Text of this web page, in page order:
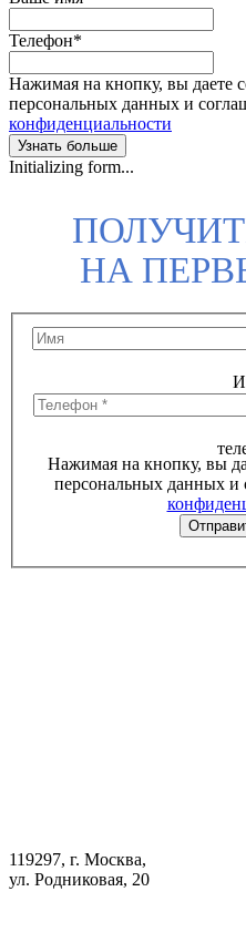
Телефон*
Нажимая на кнопку, вы даете
персональных данных и
конфиденциальности
Узнать больше
Initializing form...
НА
Нажимая на кнопку, вы
персональных данных и
119297, г. Москва,
ул. Родниковая, 20